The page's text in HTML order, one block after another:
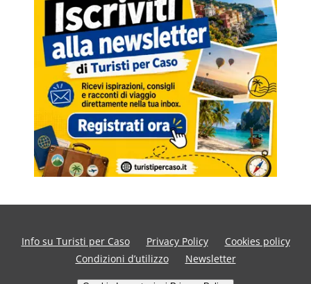
Info su Turisti per Caso Privacy Policy
Cookies policy
Condizioni d’utilizzo
Newsletter